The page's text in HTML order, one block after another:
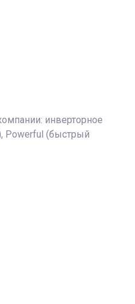
инверторное
Powerful (быстрый